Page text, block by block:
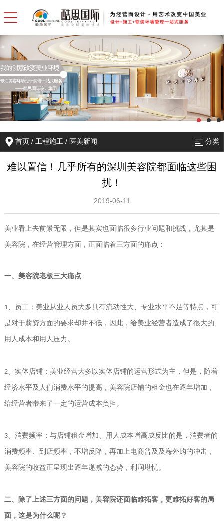
首页 /工程施工 / 医美新闻 分类
难以置信！几乎所有的深圳美容院都面临这些困
扰！
2019-06-11
美业看上去前景无限 ， 但是其实也面临很多行业问题和挑战， 尤其是
美容院，在经营管理方面，正面临着三方面的痛点：
一、美容院老板三大痛点
1、 员工： 美业从业人员大多具有流动性大、专业水平不足等特点，可
是对于薪资方面的要求却并不低，因此，给美业经营者造成了很大的
用人成本和用人压力。
2、 实体店铺： 美业经营大多以实体店铺的运营形式为主，但是，随着
经济水平及人们消费水平的提高，美容院店铺的租金也在逐年增加，
给经营者带来了一定的运营成本负担。
3、 消费频率： 与店铺租金增加、用人成本增高成反比的是，消费者的
消费频率、到店频率，不增反降，再加上电商普及及海外购的冲击，
美容院的收益正呈现出逐年递减的态势，利润堪忧。
二、除了上述三方面的问题，美容院还面临难拓客，更难拓好客的局
面，这是为什么呢？